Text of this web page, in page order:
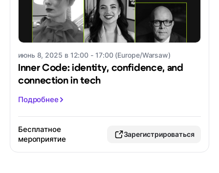
июнь 8, 2025 в 12:00 - 17:00 (Europe/Warsaw)
Inner Code: identity, confidence, and
connection in tech
Подробнее
Бесплатное
мероприятие
Зарегистрироваться